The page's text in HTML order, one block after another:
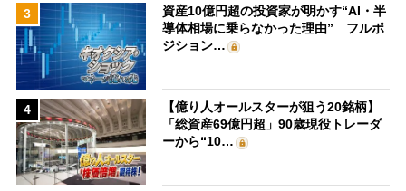
3
資産10億円超の投資家が明かす“AI・半
導体相場に乗らなかった理由” フルポ
ジション…
4
【億り人オールスターが狙う20銘柄】
「総資産69億円超」90歳現役トレーダ
ーから“10…